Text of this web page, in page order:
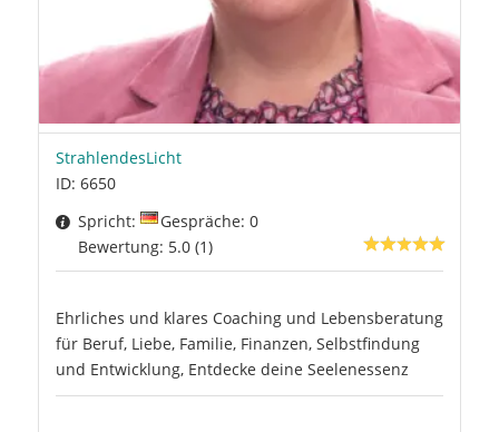
StrahlendesLicht
ID: 6650
Spricht:
Gespräche: 0
Bewertung: 5.0 (1)
Ehrliches und klares Coaching und Lebensberatung
für Beruf, Liebe, Familie, Finanzen, Selbstfindung
und Entwicklung, Entdecke deine Seelenessenz